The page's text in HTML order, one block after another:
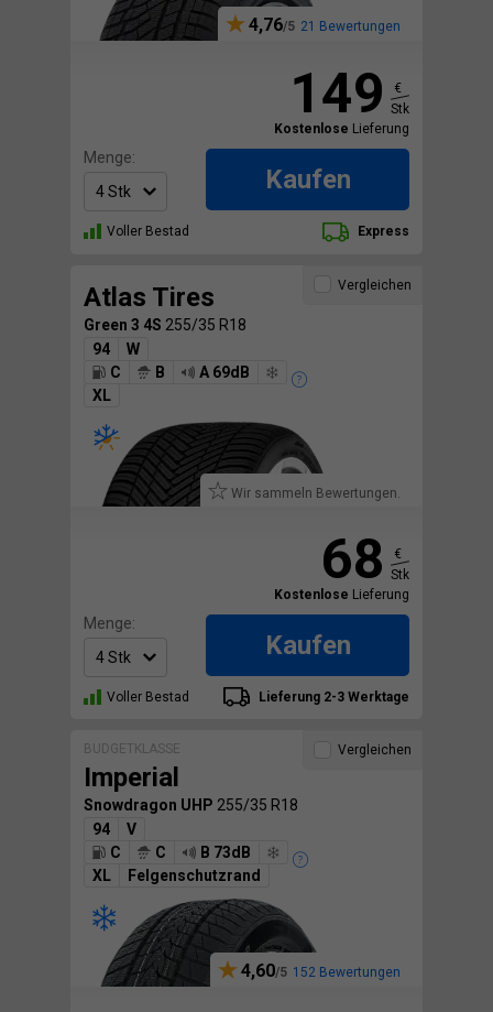
4,76 21 Bewertungen
149
€
Stk
Kostenlose Lieferung
Menge:
Kaufen
Voller Bestad Express
Atlas Tires
Green 3 4S 255/35 R18
94
W
C
B
A 69dB
XL
Wir sammeln Bewertungen.
Vergleichen
68
€
Stk
Kostenlose Lieferung
Menge:
Kaufen
Voller Bestad Lieferung 2-3 Werktage
BUDGETKLASSE
Imperial
Snowdragon UHP 255/35 R18
94
V
C
C
B 73dB
XL
Felgenschutzrand
4,60 152 Bewertungen
Vergleichen